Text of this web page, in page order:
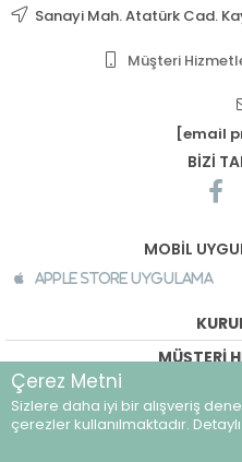
Sanayi Mah. Atatürk Cad.
Müşteri
[email
BİZİ
MOBİL
Apple Store Uygulama
MÜŞTERİ
©breeze.com.tr -
Çerez Metni
Sizlere daha iyi bir alışveriş
çerezler kullanılmaktadır.